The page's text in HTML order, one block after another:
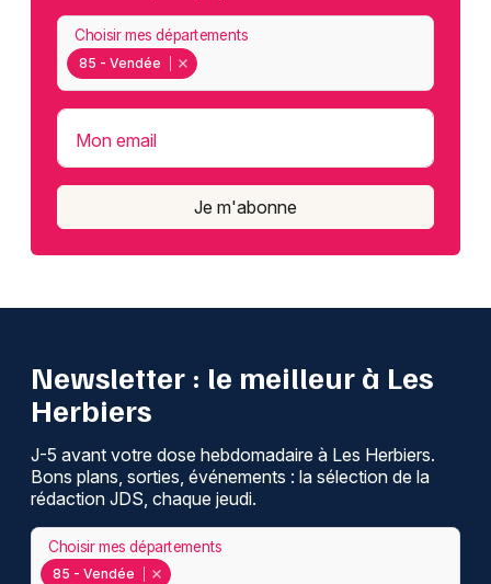
85 - Vendée
Choisir mes départements
Mon email
Je m'abonne
Newsletter : le meilleur à Les
Herbiers
J-5 avant votre dose hebdomadaire à Les Herbiers.
Bons plans, sorties, événements : la sélection de la
rédaction JDS, chaque jeudi.
85 - Vendée
Choisir mes départements